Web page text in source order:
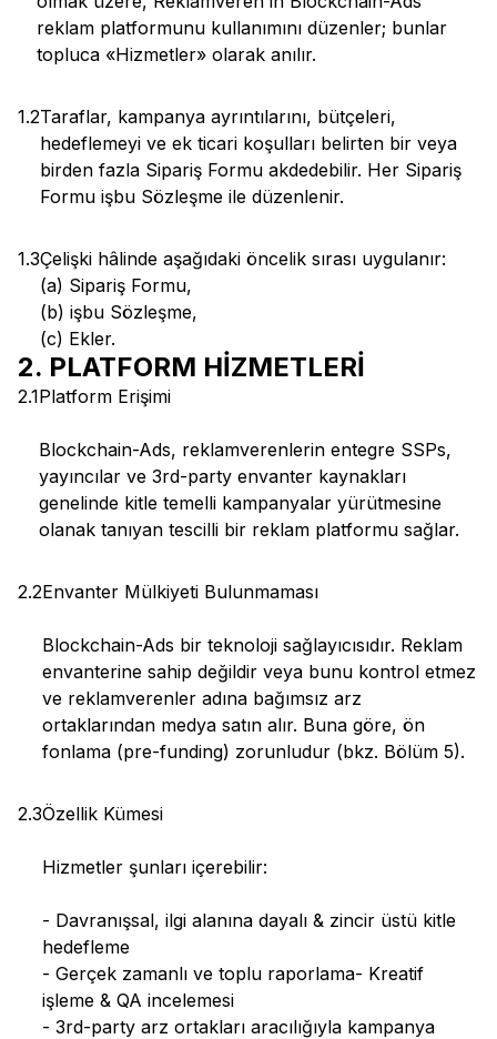
reklam platformunu kullanımını düzenler; bunlar
topluca «Hizmetler» olarak anılır.
1.2Taraflar, kampanya ayrıntılarını, bütçeleri,
hedeflemeyi ve ek ticari koşulları belirten bir veya
birden fazla Sipariş Formu akdedebilir. Her Sipariş
Formu işbu Sözleşme ile düzenlenir.
1.3Çelişki hâlinde aşağıdaki öncelik sırası uygulanır:
(a) Sipariş Formu,
(b) işbu Sözleşme,
(c) Ekler.
2. PLATFORM HİZMETLERİ
2.1Platform Erişimi
Blockchain-Ads, reklamverenlerin entegre SSPs,
yayıncılar ve 3rd-party envanter kaynakları
genelinde kitle temelli kampanyalar yürütmesine
olanak tanıyan tescilli bir reklam platformu sağlar.
2.2Envanter Mülkiyeti Bulunmaması
Blockchain-Ads bir teknoloji sağlayıcısıdır. Reklam
envanterine sahip değildir veya bunu kontrol etmez
ve reklamverenler adına bağımsız arz
ortaklarından medya satın alır. Buna göre, ön
fonlama (pre-funding) zorunludur (bkz. Bölüm 5).
2.3Özellik Kümesi
Hizmetler şunları içerebilir:
- Davranışsal, ilgi alanına dayalı & zincir üstü kitle
hedefleme
- Gerçek zamanlı ve toplu raporlama- Kreatif
işleme & QA incelemesi
- 3rd-party arz ortakları aracılığıyla kampanya